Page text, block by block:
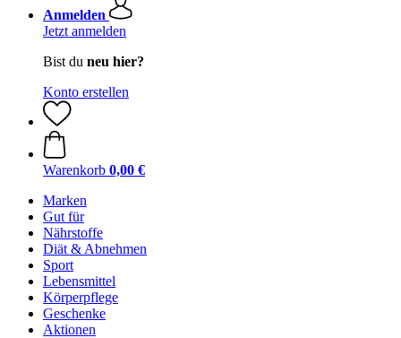
Anmelden
Jetzt anmelden
Bist du neu hier?
Konto erstellen
Warenkorb 0,00 €
Marken
Gut für
Nährstoffe
Diät & Abnehmen
Sport
Lebensmittel
Körperpflege
Geschenke
Aktionen